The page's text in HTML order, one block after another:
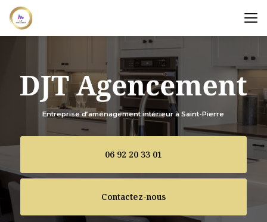
Aller
au
contenu
principal
Entreprise d’aménagement intérieur à Saint-Pierre
06 92 20 33 01
Contactez-nous